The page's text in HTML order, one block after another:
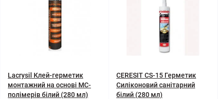
Lacrysil Клей-герметик
монтажний на основі МС-
полімерів білий (280 мл)
CERESIT CS-15 Герметик
Силіконовий санітарний
білий (280 мл)